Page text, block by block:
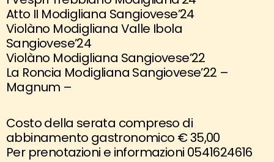
Atto II Modigliana Sangiovese’24
Violàno Modigliana Valle Ibola
Sangiovese’24
Violàno Modigliana Sangiovese’22
La Roncia Modigliana Sangiovese’22 –
Magnum –
Costo della serata compreso di
abbinamento gastronomico € 35,00
Per prenotazioni e informazioni 0541624616